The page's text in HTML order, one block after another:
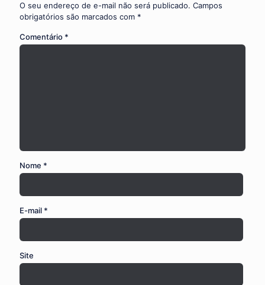
O seu endereço de e-mail não será publicado. Campos
obrigatórios são marcados com *
Comentário *
Nome *
E-mail *
Site